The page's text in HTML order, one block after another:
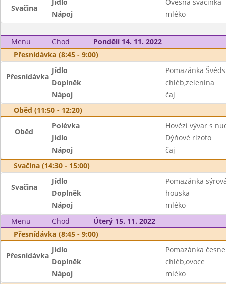
Svačina
Nápoj
mléko
Menu Chod
Pondělí 14. 11. 2022
Přesnídávka (8:45 - 9:00)
Přesnídávka
Jídlo
Pomazánka
Doplněk
chléb,zelenina
Nápoj
čaj
Oběd (11:50 - 12:20)
Oběd
Polévka
Hovězí vývar s
Jídlo
Dýňové rizoto
Nápoj
čaj
Svačina (14:30 - 15:00)
Svačina
Jídlo
Pomazánka
Doplněk
houska
Nápoj
mléko
Menu
Chod
Úterý 15. 11. 2022
Přesnídávka (8:45 - 9:00)
Přesnídávka
Jídlo
Pomazánka
Doplněk
chléb,ovoce
Nápoj
mléko